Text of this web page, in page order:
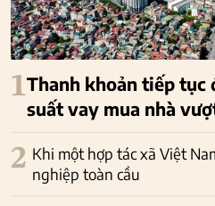
1Thanh khoản tiếp tục
suất vay mua nhà
2 Khi một hợp tác xã Việt
nghiệp toàn cầu